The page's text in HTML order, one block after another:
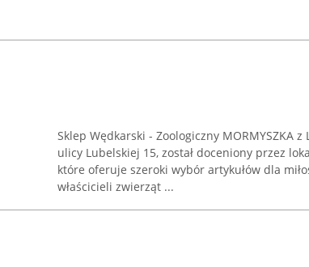
Sklep Wędkarski - Zoologiczny MORMYSZKA
ulicy Lubelskiej 15, został doceniony przez
które oferuje szeroki wybór artykułów dla
właścicieli zwierząt ...